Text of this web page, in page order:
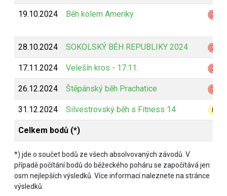
19.10.2024 Běh kolem Ameriky Z
28.10.2024 SOKOLSKÝ BĚH REPUBLIKY 2024 Z
17.11.2024 Velešín kros - 17.11. Z
26.12.2024 Štěpánský běh Prachatice Z
31.12.2024 Silvestrovský běh s Fitness 14
Celkem bodů (*)
*) jde o součet bodů ze všech absolvovaných závodů. V
případě počítání bodů do běžeckého poháru se započítává jen
osm nejlepších výsledků. Více informací naleznete na stránce
výsledků.